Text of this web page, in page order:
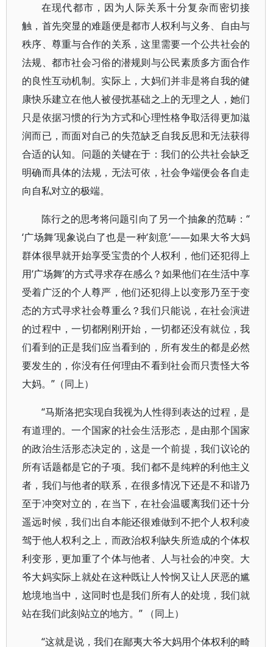
在现代都市，因为人际关系十分复杂而密切接
触，首先突显的难题便是都市人权利与义务、自由与
秩序、尊重与合作的关系，这里需要一个公共社会的
法规、都市社会习俗的潜规则与公民素质多方面合作
的良性互动机制。实际上，大妈们并非是将自我的健
康快乐建立在他人被侵扰基础之上的无理之人，她们
只是依据习惯的行为方式和心理性格争取活得更加滋
润而已，而面对自己的失范缺乏自我反思和无法获得
合适的认知。问题的关键在于：我们的公共社会缺乏
明确而具体的法规，无法可依，社会争端便会各自走
向自私对立的极端。
陈行之的思考将问题引向了另一个抽象的范畴：“
‘广场舞’现象说白了也是一种‘刻意’——如果大爷大妈
群体很早就开始享受宝贵的个人权利，他们还犯得上
用‘广场舞’的方式寻求存在感么？如果他们在生活中享
受着广泛的个人尊严，他们还犯得上以变形乃至于变
态的方式寻求社会尊重么？我们只能说，在社会演进
的过程中，一切都刚刚开始，一切都还没有就位，我
们看到的正是我们应当看到的，所有发生的都是必然
要发生的，你没有任何理由不看到社会而只责怪大爷
大妈。”（同上）
“马斯洛把实现自我视为人性得到表达的过程，是
有道理的。一个国家的社会生活形态，是由那个国家
的政治生活形态决定的，这是一个前提，我们议论的
所有话题都是它的子项。我们都不是纯粹的利他主义
者，我们与他者的联系，在很多情况下还是不和谐乃
至于冲突对立的，在当下，在社会温暖离我们还十分
遥远时候，我们出自本能还很难做到不把个人权利凌
驾于他人权利之上，而政治权利缺失所造成的个体权
利变形，更加重了个体与他者、人与社会的冲突。大
爷大妈实际上就处在这种既让人怜悯又让人厌恶的尴
尬境地当中，这同时也是我们所有人的处境，我们就
站在我们此刻站立的地方。” （同上）
“这就是说，我们在鄙夷大爷大妈用个体权利的畸